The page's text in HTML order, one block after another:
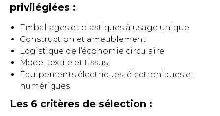
privilégiées :
Emballages et plastiques à usage unique
Construction et ameublement
Logistique de l’économie circulaire
Mode, textile et tissus
Équipements électriques, électroniques et
numériques
Les 6 critères de sélection :